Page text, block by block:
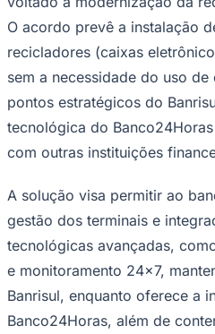
Ceará
recicladores (caixas
sem a necessidade do uso de
pontos estratégicos do
tecnológica do
com outras instituições
A solução visa permitir ao
tecnológicas avançadas,
e monitoramento 24x7,
Banrisul, enquanto oferece a
Banco24Horas, além de
manutenção até a operação,